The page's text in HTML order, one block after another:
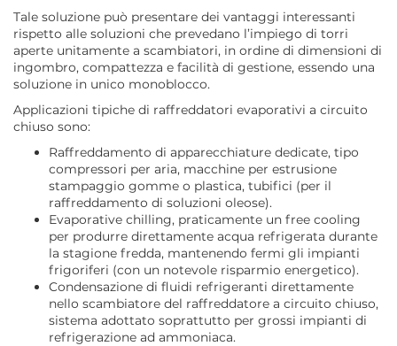
Tale soluzione può presentare dei vantaggi interessanti
rispetto alle soluzioni che prevedano l’impiego di torri
aperte unitamente a scambiatori, in ordine di dimensioni di
ingombro, compattezza e facilità di gestione, essendo una
soluzione in unico monoblocco.
Applicazioni tipiche di raffreddatori evaporativi a circuito
chiuso sono:
Raffreddamento di apparecchiature dedicate, tipo
compressori per aria, macchine per estrusione
stampaggio gomme o plastica, tubifici (per il
raffreddamento di soluzioni oleose).
Evaporative chilling, praticamente un free cooling
per produrre direttamente acqua refrigerata durante
la stagione fredda, mantenendo fermi gli impianti
frigoriferi (con un notevole risparmio energetico).
Condensazione di fluidi refrigeranti direttamente
nello scambiatore del raffreddatore a circuito chiuso,
sistema adottato soprattutto per grossi impianti di
refrigerazione ad ammoniaca.